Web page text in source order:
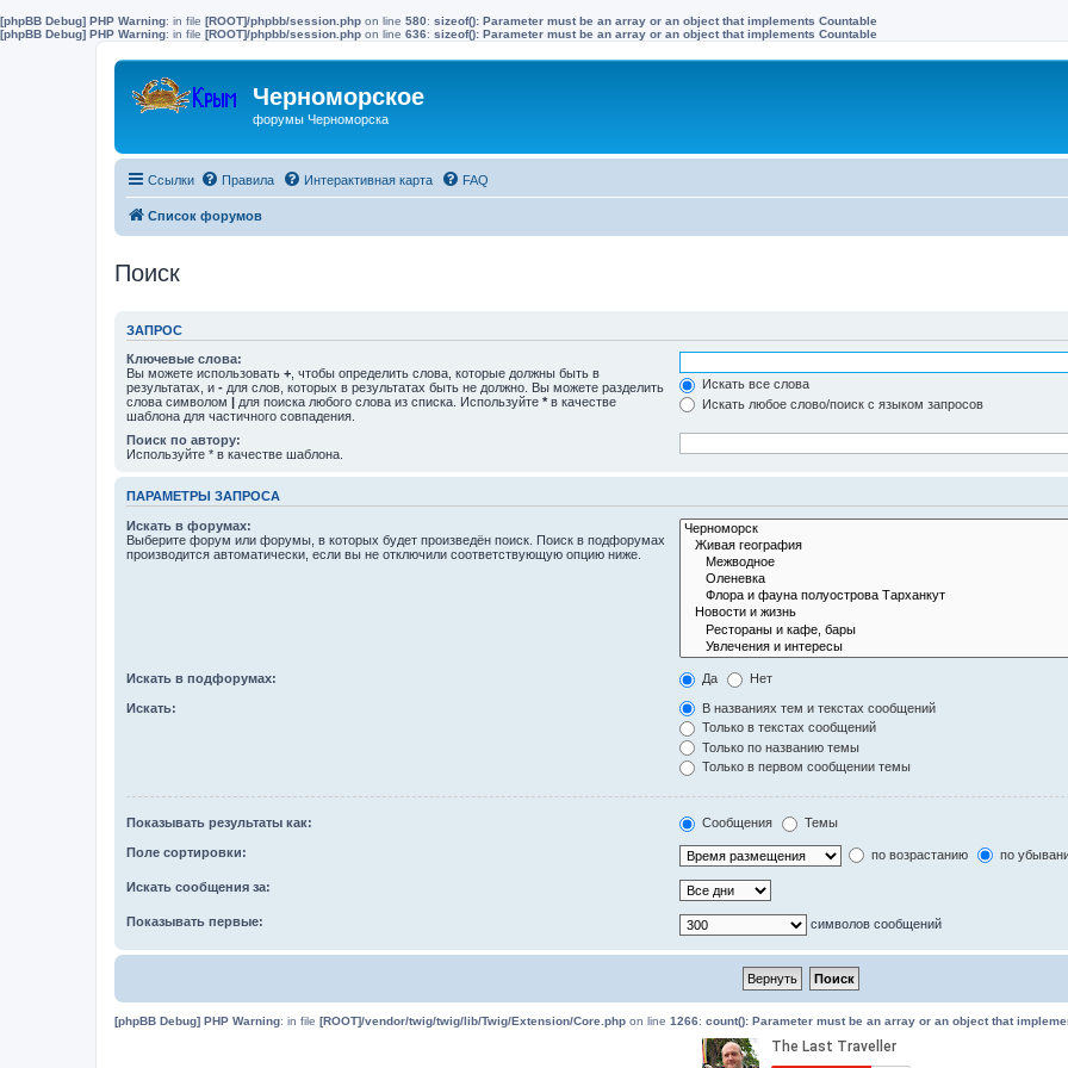
[phpBB Debug] PHP Warning: in file [ROOT]/phpbb/session.php on line 580: sizeof(): Parameter must be an array or an object that implements Countable
[phpBB Debug] PHP Warning: in file [ROOT]/phpbb/session.php on line 636: sizeof(): Parameter must be an array or an object that implements Countable
Черноморское
форумы Черноморска
Ссылки Правила Интерактивная карта FAQ
Список форумов
Поиск
ЗАПРОС
Ключевые слова:
Вы можете использовать + , чтобы определить слова, которые должны быть в
результатах, и - для слов, которых в результатах быть не должно. Вы можете разделить
слова символом | для поиска любого слова из списка. Используйте * в качестве
шаблона для частичного совпадения.
Искать все слова
Искать любое слово/поиск с языком запросов
Поиск по автору:
Используйте * в качестве шаблона.
ПАРАМЕТРЫ ЗАПРОСА
Искать в форумах:
Выберите форум или форумы, в которых будет произведён поиск. Поиск в подфорумах
производится автоматически, если вы не отключили соответствующую опцию ниже.
Искать в подфорумах: Да Нет
Искать:
В названиях тем и текстах сообщений
Только в текстах сообщений
Только по названию темы
Только в первом сообщении темы
Показывать результаты как: Сообщения Темы
Поле сортировки: по возрастанию по
Искать сообщения за:
Показывать первые: символов сообщений
[phpBB Debug] PHP Warning: in file [ROOT]/vendor/twig/twig/lib/Twig/Extension/Core.php on line 1266: count(): Parameter must be an array or an object that